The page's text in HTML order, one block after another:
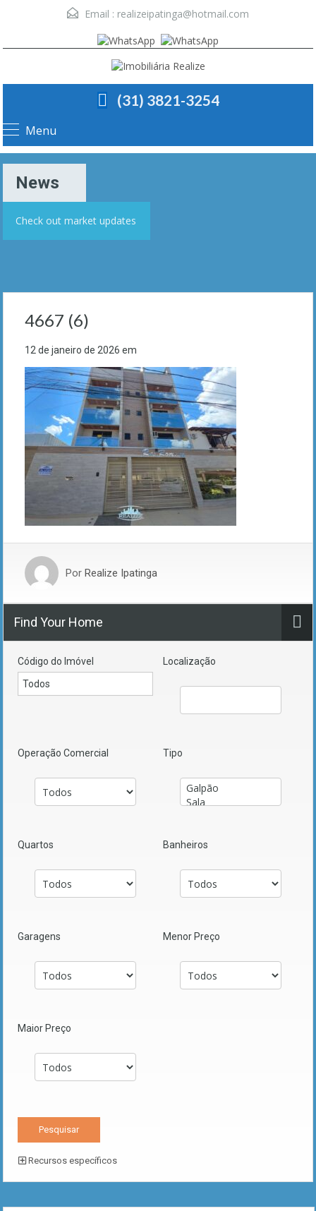
Email : realizeipatinga@hotmail.com
(31) 3821-3254
Menu
News
Check out market updates
4667 (6)
12 de janeiro de 2026 em
Por Realize Ipatinga
Find Your Home
Código do Imóvel Localização
Operação Comercial Tipo
Quartos Banheiros
Garagens Menor Preço
Maior Preço
Recursos específicos